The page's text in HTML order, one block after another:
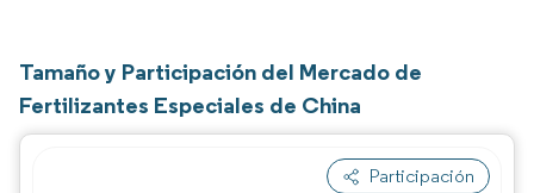
Tamaño y Participación del Mercado de
Fertilizantes Especiales de China
Participación